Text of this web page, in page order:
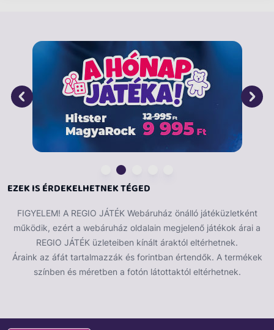
Legyen tartós és bírja a homokot és a sarat, mert a
játszótéren ezekkel is találkozni fog. Előny, ha szép
színes és még nagyobb előny, ha olyan figurák,
meseszereplők vannak rajta, akik a kicsik szívének
kedvesek. Hogy még nagyobb öröm legyen vele a
játék. Nos, ez a szép színes Mickey egeres labda az
Unice-tól épp ilyen. Ideális szabadtéri játék, fiúknak és
lányoknak egyaránt. Irány a kert vagy a játszótér és
már kezdődhetnek is a labdajátékok!
EZEK IS ÉRDEKELHETNEK TÉGED
FIGYELEM! A REGIO JÁTÉK Webáruház önálló játéküzletként
működik, ezért a webáruház oldalain megjelenő játékok árai a
REGIO JÁTÉK üzleteiben kínált áraktól eltérhetnek.
Áraink az áfát tartalmazzák és forintban értendők. A termékek
színben és méretben a fotón látottaktól eltérhetnek.